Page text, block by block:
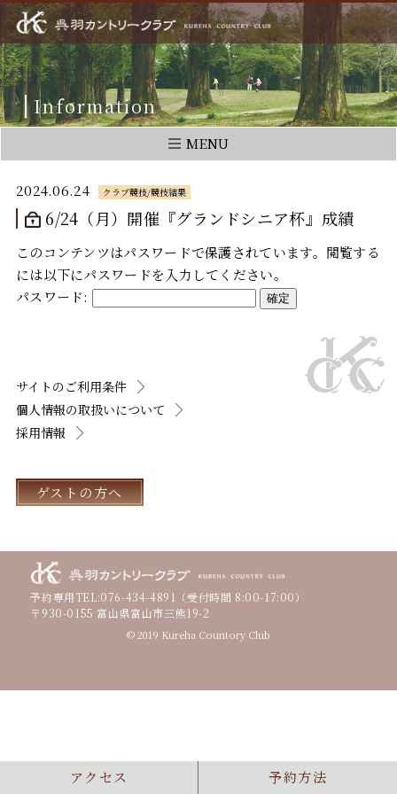
Information
MENU
2024.06.24 クラブ競技/競技結果
6/24（月）開催『グランドシニア杯』成績
このコンテンツはパスワードで保護されています。閲覧する
には以下にパスワードを入力してください。
パスワード:
サイトのご利用条件
個人情報の取扱いについて
採用情報
ゲストの方へ
予約専用TEL:076-434-4891 （受付時間 8:00-17:00）
〒930-0155 富山県富山市三熊19-2
© 2019 Kureha Countory Club
アクセス 予約方法